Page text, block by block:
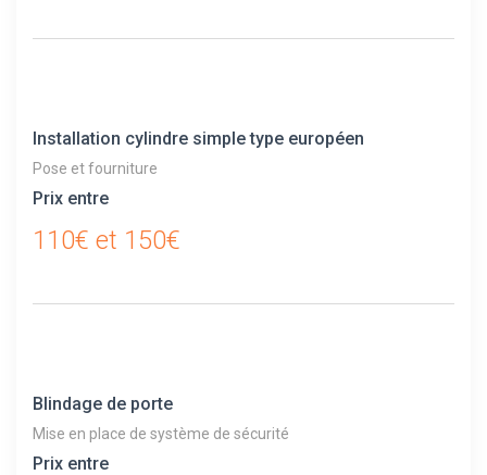
Installation cylindre simple type européen
Pose et fourniture
Prix entre
110€ et 150€
Blindage de porte
Mise en place de système de sécurité
Prix entre